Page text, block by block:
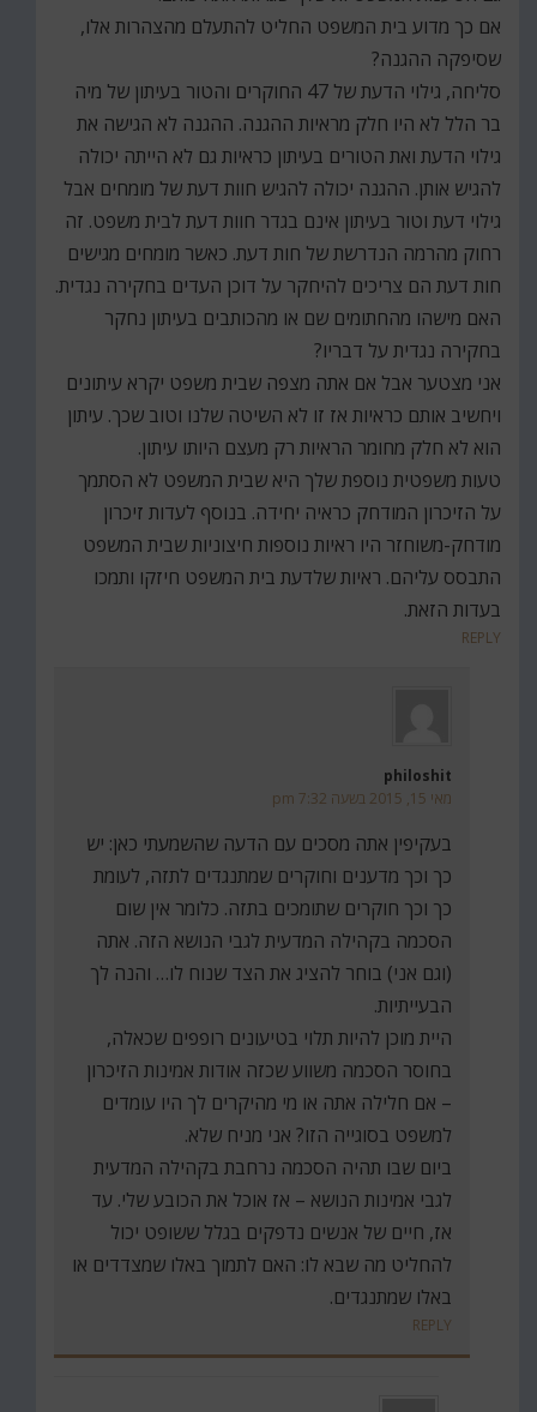
אם כך מדוע בית המשפט החליט להתעלם מהצהרות אלו,
שסיפקה ההגנה?
סליחה, גילוי הדעת של 47 החוקרים והטור בעיתון של מיה
בר הלל לא היו חלק מראיות ההגנה. ההגנה לא הגישה את
גילוי הדעת ואת הטורים בעיתון כראיות גם לא הייתה יכולה
להגיש אותן. ההגנה יכולה להגיש חוות דעת של מומחים אבל
גילוי דעת וטור בעיתון אינם בגדר חוות דעת לבית משפט. זה
רחוק מהרמה הנדרשת של חות דעת. כאשר מומחים מגישים
חות דעת הם צריכים להיחקר על דוכן העדים בחקירה נגדית.
האם מישהו מהחתומים שם או מהכותבים בעיתון נחקר
בחקירה נגדית על דבריו?
אני מצטער אבל אם אתה מצפה שבית משפט יקרא עיתונים
ויחשיב אותם כראיות אז זו לא השיטה שלנו וטוב שכך. עיתון
הוא לא חלק מחומר הראיות רק מעצם היותו עיתון.
טעות משפטית נוספת שלך היא שבית המשפט לא הסתמך
על הזיכרון המודחק כראיה יחידה. בנוסף לעדות זיכרון
מודחק-משוחזר היו ראיות נוספות חיצוניות שבית המשפט
התבסס עליהם. ראיות שלדעת בית המשפט חיזקו ותמכו
בעדות הזאת.
REPLY
philoshit
מאי 15, 2015 בשעה 7:32 pm
בעקיפין אתה מסכים עם הדעה שהשמעתי כאן: יש
כך וכך מדענים וחוקרים שמתנגדים לתזה, לעומת
כך וכך חוקרים שתומכים בתזה. כלומר אין שום
הסכמה בקהילה המדעית לגבי הנושא הזה. אתה
(וגם אני) בוחר להציג את הצד שנוח לו… והנה לך
הבעייתיות.
היית מוכן להיות תלוי בטיעונים רופפים שכאלה,
בחוסר הסכמה משווע שכזה אודות אמינות הזיכרון
– אם חלילה אתה או מי מהיקרים לך היו עומדים
למשפט בסוגייה הזו? אני מניח שלא.
ביום שבו תהיה הסכמה נרחבת בקהילה המדעית
לגבי אמינות הנושא – אז אוכל את הכובע שלי. עד
אז, חיים של אנשים נדפקים בגלל ששופט יכול
להחליט מה שבא לו: האם לתמוך באלו שמצדדים או
באלו שמתנגדים.
REPLY